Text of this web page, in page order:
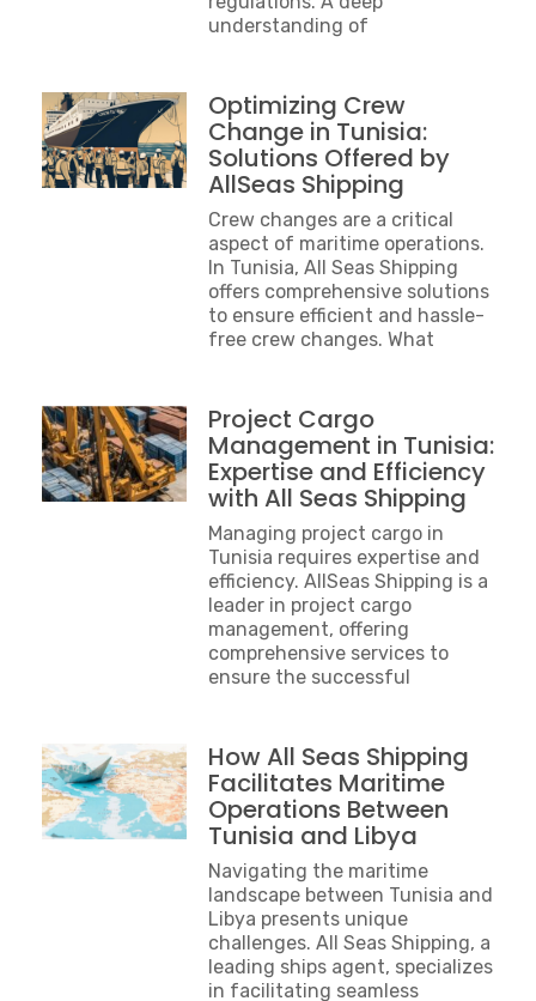
understanding of
Optimizing Crew
Change in Tunisia:
Solutions Offered by
AllSeas Shipping
Crew changes are a critical
aspect of maritime operations.
In Tunisia, All Seas Shipping
offers comprehensive solutions
to ensure efficient and hassle-
free crew changes. What
Project Cargo
Management in Tunisia:
Expertise and Efficiency
with All Seas Shipping
Managing project cargo in
Tunisia requires expertise and
efficiency. AllSeas Shipping is a
leader in project cargo
management, offering
comprehensive services to
ensure the successful
How All Seas Shipping
Facilitates Maritime
Operations Between
Tunisia and Libya
Navigating the maritime
landscape between Tunisia and
Libya presents unique
challenges. All Seas Shipping, a
leading ships agent, specializes
in facilitating seamless